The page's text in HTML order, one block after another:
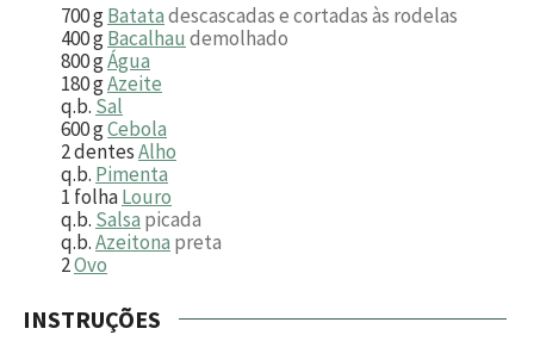
700gBatatadescascadas e cortadas às rodelas
400gBacalhau demolhado
800gÁgua
180gAzeite
q.b. Sal
600gCebola
2dentesAlho
q.b. Pimenta
1 folhaLouro
q.b. Salsa picada
q.b.Azeitona preta
2Ovo
INSTRUÇÕES